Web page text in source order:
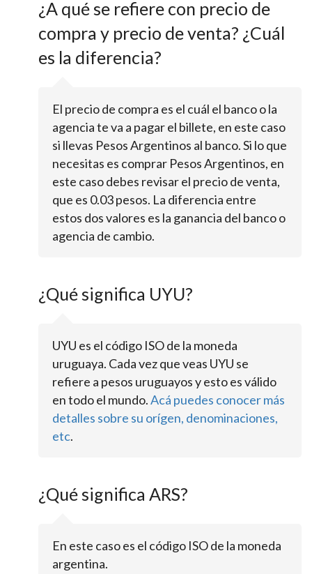
¿A qué se refiere con precio de
compra y precio de venta? ¿Cuál
es la diferencia?
El precio de compra es el cuál el banco o la
agencia te va a pagar el billete, en este caso
si llevas Pesos Argentinos al banco. Si lo que
necesitas es comprar Pesos Argentinos, en
este caso debes revisar el precio de venta,
que es 0.03 pesos. La diferencia entre
estos dos valores es la ganancia del banco o
agencia de cambio.
¿Qué significa UYU?
UYU es el código ISO de la moneda
uruguaya. Cada vez que veas UYU se
refiere a pesos uruguayos y esto es válido
en todo el mundo.Acá puedes conocer más
detalles sobre su orígen, denominaciones,
etc.
¿Qué significa ARS?
En este caso es el código ISO de la moneda
argentina.